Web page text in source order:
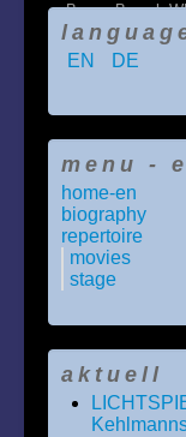
Beppo Beyerl:
EN DE
menu -
home-en
biography
repertoire
movies
stage
aktuell